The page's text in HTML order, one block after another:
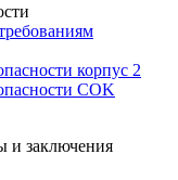
корпус 2
COK
и заключения